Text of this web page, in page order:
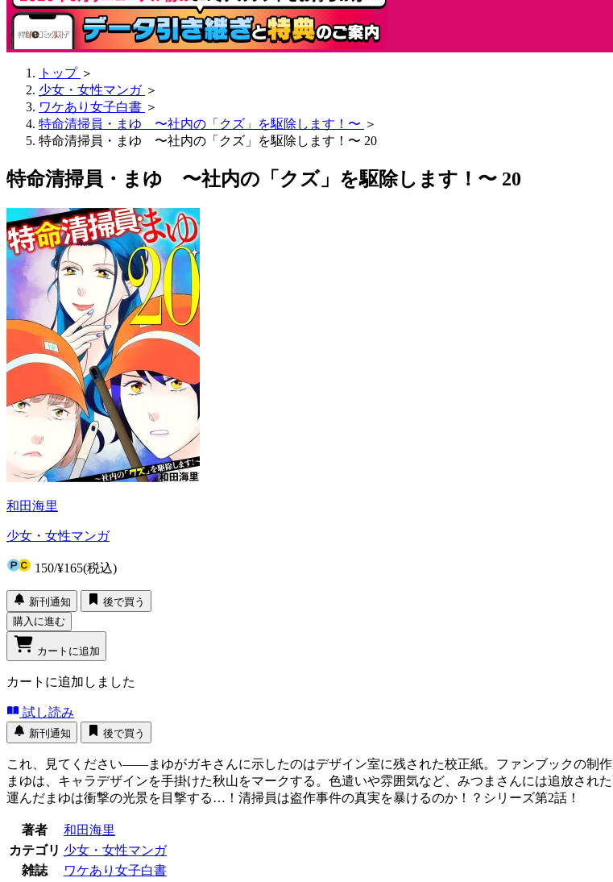
トップ ＞
少女・女性マンガ ＞
ワケあり女子白書 ＞
特命清掃員・まゆ 〜社内の「クズ」を駆除します！〜 ＞
特命清掃員・まゆ 〜社内の「クズ」を駆除します！〜 20
特命清掃員・まゆ 〜社内の「クズ」を駆除します！〜 20
和田海里
少女・女性マンガ
150/¥165(税込)
新刊通知
後で買う
購入に進む
カートに追加
カートに追加しました
試し読み
新刊通知 後で買う
これ、見てください――まゆがガキさんに示したのはデザイン室に残された校正紙。ファンブックの制
まゆは、キャラデザインを手掛けた秋山をマークする。色遣いや雰囲気など、みつまさんには追放さ
運んだまゆは衝撃の光景を目撃する…！清掃員は盗作事件の真実を暴けるのか！？シリーズ第2話！
著者
和田海里
カテゴリ 少女・女性マンガ
雑誌
ワケあり女子白書